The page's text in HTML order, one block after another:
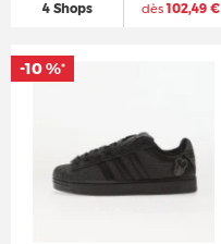
4 Shops dès102,49 €
-10 %*